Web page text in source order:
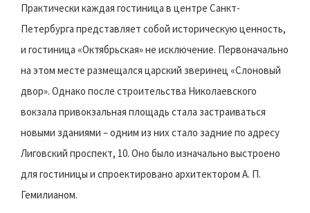
Практически каждая гостиница в центре Санкт-
Петербурга представляет собой историческую ценность,
и гостиница «Октябрьская» не исключение. Первоначально
на этом месте размещался царский зверинец «Слоновый
двор». Однако после строительства Николаевского
вокзала привокзальная площадь стала застраиваться
новыми зданиями – одним из них стало задние по адресу
Лиговский проспект, 10. Оно было изначально выстроено
для гостиницы и спроектировано архитектором А. П.
Гемилианом.